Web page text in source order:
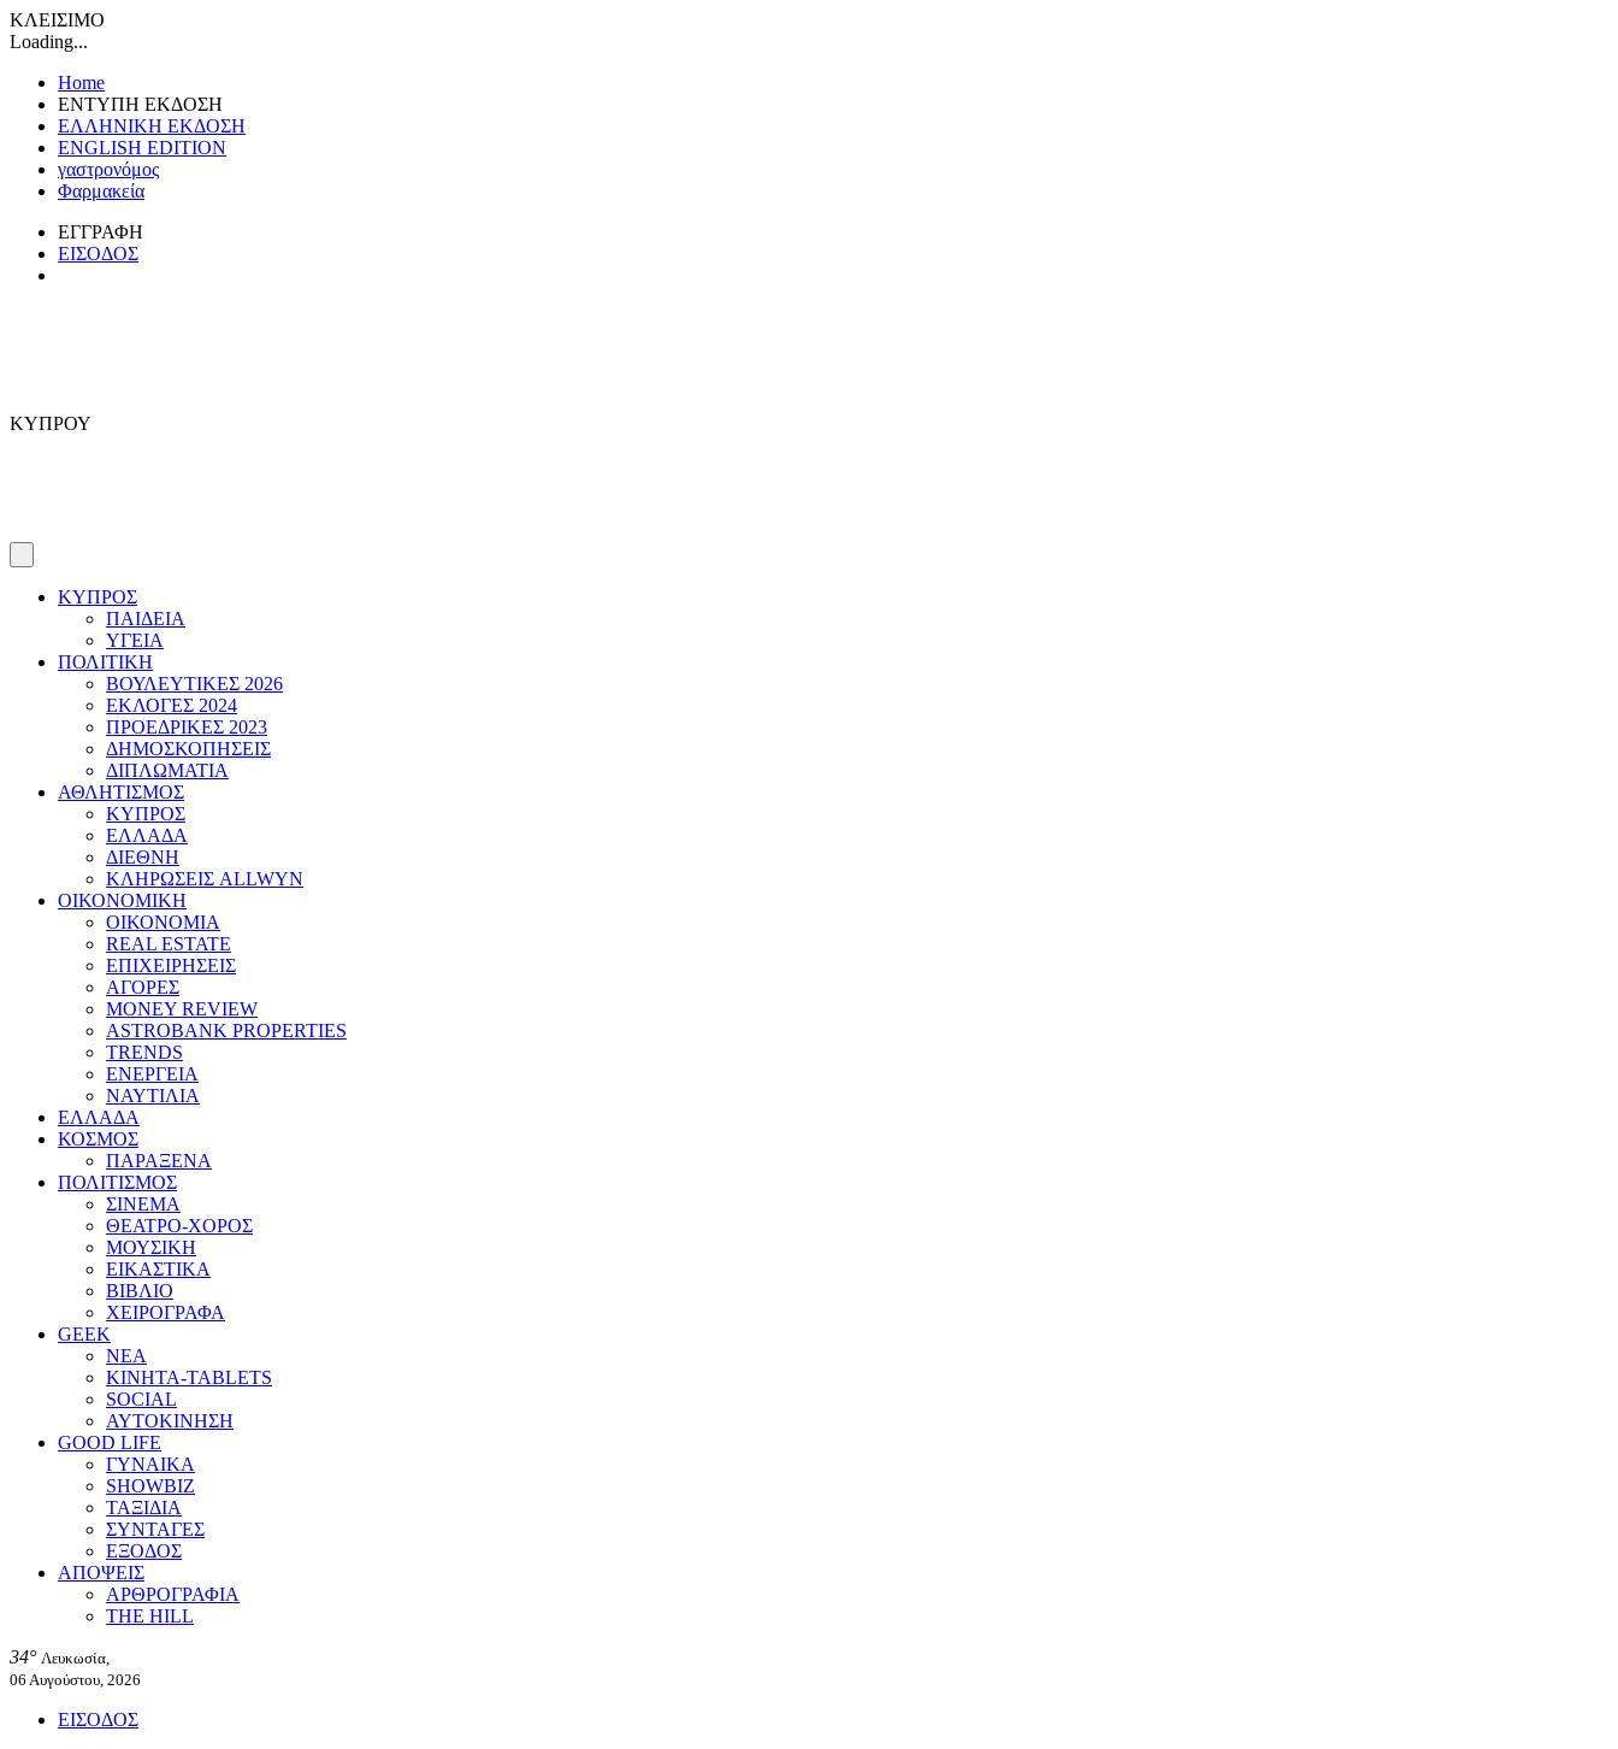
ΚΛΕΙΣΙΜΟ
Loading...
Home
ΕΝΤΥΠΗ ΕΚΔΟΣΗ
ΕΛΛΗΝΙΚΗ ΕΚΔΟΣΗ
ENGLISH EDITION
γαστρονόμος
Φαρμακεία
ΕΓΓΡΑΦΗ
ΕΙΣΟΔΟΣ
ΚΥΠΡΟΥ
ΚΥΠΡΟΣ
ΠΑΙΔΕΙΑ
ΥΓΕΙΑ
ΠΟΛΙΤΙΚΗ
ΒΟΥΛΕΥΤΙΚΕΣ 2026
ΕΚΛΟΓΕΣ 2024
ΠΡΟΕΔΡΙΚΕΣ 2023
ΔΗΜΟΣΚΟΠΗΣΕΙΣ
ΔΙΠΛΩΜΑΤΙΑ
ΑΘΛΗΤΙΣΜΟΣ
ΚΥΠΡΟΣ
ΕΛΛΑΔΑ
ΔΙΕΘΝΗ
ΚΛΗΡΩΣΕΙΣ ALLWYN
ΟΙΚΟΝΟΜΙΚΗ
ΟΙΚΟΝΟΜΙΑ
REAL ESTATE
ΕΠΙΧΕΙΡΗΣΕΙΣ
ΑΓΟΡΕΣ
MONEY REVIEW
ASTROBANK PROPERTIES
TRENDS
ΕΝΕΡΓΕΙΑ
ΝΑΥΤΙΛΙΑ
ΕΛΛΑΔΑ
ΚΟΣΜΟΣ
ΠΑΡΑΞΕΝΑ
ΠΟΛΙΤΙΣΜΟΣ
ΣΙΝΕΜΑ
ΘΕΑΤΡΟ-ΧΟΡΟΣ
ΜΟΥΣΙΚΗ
ΕΙΚΑΣΤΙΚΑ
ΒΙΒΛΙΟ
ΧΕΙΡΟΓΡΑΦΑ
GEEK
ΝΕΑ
ΚΙΝΗΤΑ-TABLETS
SOCIAL
ΑΥΤΟΚΙΝΗΣΗ
GOOD LIFE
ΓΥΝΑΙΚΑ
SHOWBIZ
ΤΑΞΙΔΙΑ
ΣΥΝΤΑΓΕΣ
ΕΞΟΔΟΣ
ΑΠΟΨΕΙΣ
ΑΡΘΡΟΓΡΑΦΙΑ
THE HILL
34° Λευκωσία,
06 Αυγούστου, 2026
ΕΙΣΟΔΟΣ